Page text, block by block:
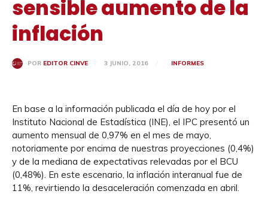
sensible aumento de la
inflación
POR EDITOR CINVE 3 JUNIO, 2016 INFORMES
En base a la información publicada el día de hoy por el
Instituto Nacional de Estadística (INE), el IPC presentó un
aumento mensual de 0,97% en el mes de mayo,
notoriamente por encima de nuestras proyecciones (0,4%)
y de la mediana de expectativas relevadas por el BCU
(0,48%). En este escenario, la inflación interanual fue de
11%, revirtiendo la desaceleración comenzada en abril.